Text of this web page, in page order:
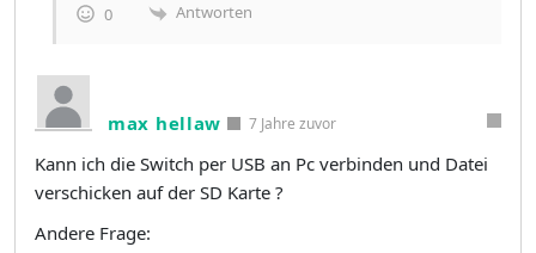
0 Antworten
max hellaw 7 Jahre zuvor
Kann ich die Switch per USB an Pc verbinden und Datei
verschicken auf der SD Karte ?
Andere Frage: